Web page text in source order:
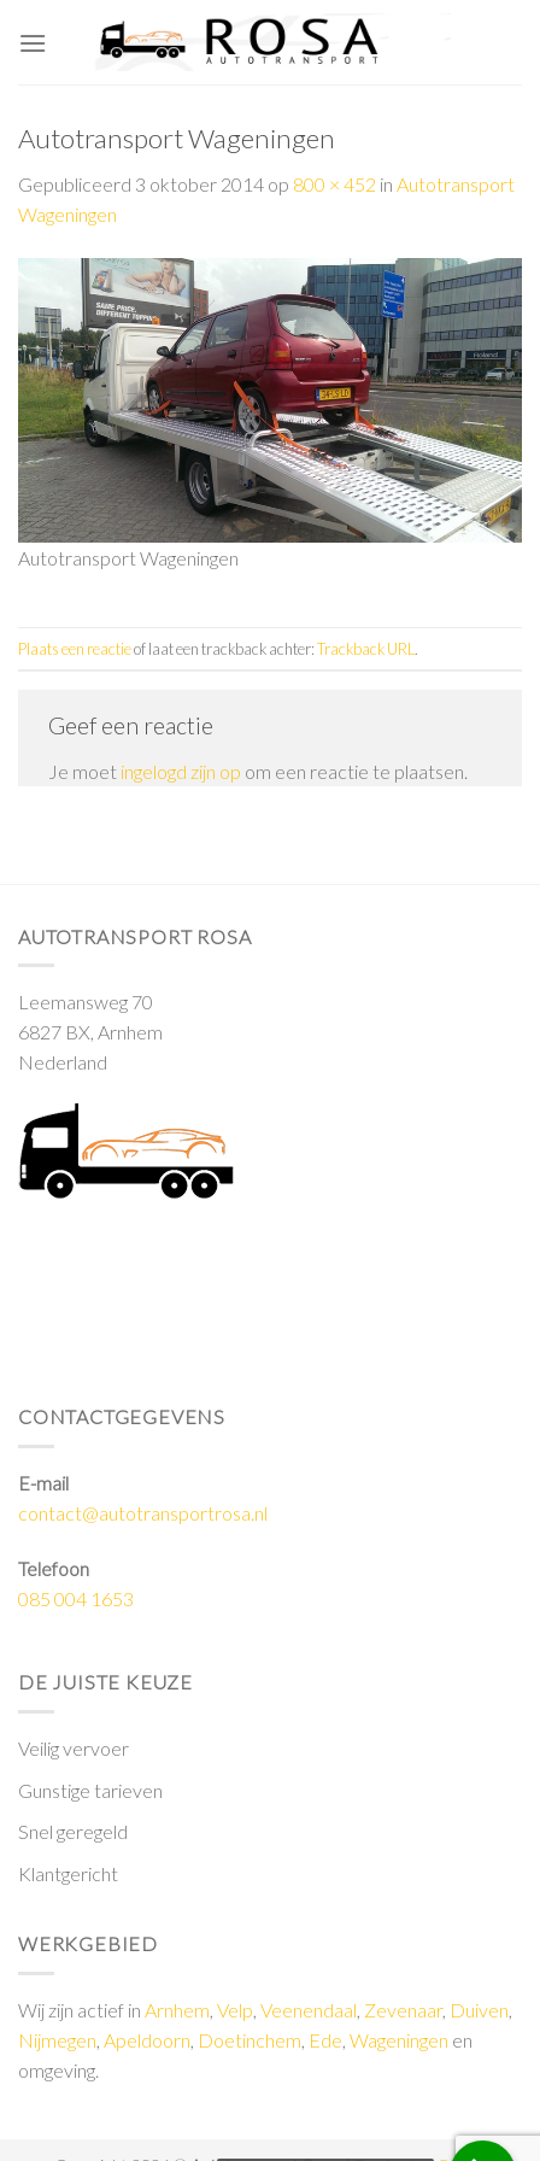
Autotransport Wageningen
Gepubliceerd 3 oktober 2014 op 800 × 452 in Autotransport
Wageningen
Autotransport Wageningen
Plaats een reactieof laat een trackback achter:Trackback URL
Geef een reactie
Je moet ingelogd zijn op om een reactie te plaatsen.
AUTOTRANSPORT ROSA
Leemansweg 70
6827 BX, Arnhem
Nederland
CONTACTGEGEVENS
E-mail
contact@autotransportrosa.nl
Telefoon
085 004 1653
DE JUISTE KEUZE
Veilig vervoer
Gunstige tarieven
Snel geregeld
Klantgericht
WERKGEBIED
Wij zijn actief in Arnhem, Velp, Veenendaal, Zevenaar, Duiven,
Nijmegen, Apeldoorn, Doetinchem, Ede, Wageningen en
omgeving.